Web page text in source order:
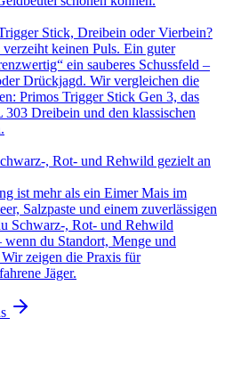
Stick, Dreibein oder Vierbein?
keinen Puls. Ein guter
ein sauberes Schussfeld –
Drückjagd. Wir vergleichen die
Primos Trigger Stick Gen 3, das
Dreibein und den klassischen
, Rot- und Rehwild gezielt an
ist mehr als ein Eimer Mais im
Salzpaste und einem zuverlässigen
Schwarz-, Rot- und Rehwild
wenn du Standort, Menge und
zeigen die Praxis für
Jäger.